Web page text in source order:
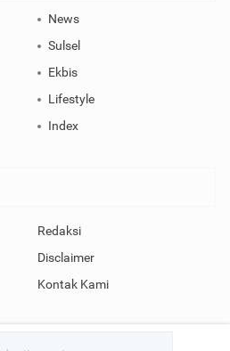
News
Sulsel
Ekbis
Lifestyle
Index
Redaksi
Disclaimer
Kontak Kami
All Rights Reserved.